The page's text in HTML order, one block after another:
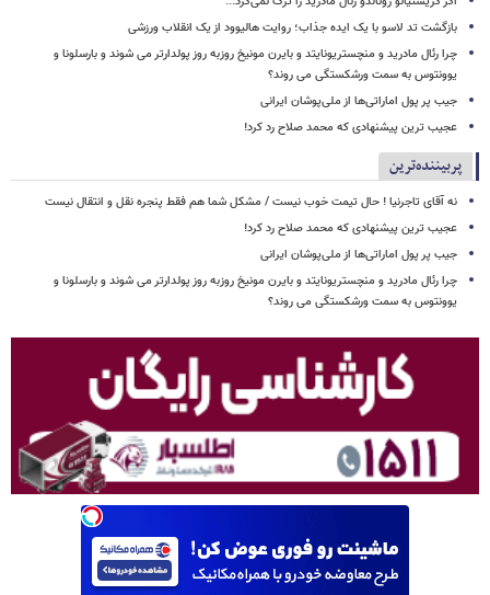
بازگشت تد لاسو با یک ایده جذاب؛ روایت هالیوود از یک انقلاب ورزشی
چرا رئال مادرید و منچستریونایتد و بایرن مونیخ روزبه روز پولدارتر می شوند و بارسلونا و
یوونتوس به سمت ورشکستگی می روند؟
جیب پر پول اماراتی‌ها از ملی‌پوشان ایرانی
عجیب ترین پیشنهادی که محمد صلاح رد کرد!
پربیننده‌ترین
نه آقای تاجرنیا ! حال تیمت خوب نیست / مشکل شما هم فقط پنجره نقل و انتقال نیست
عجیب ترین پیشنهادی که محمد صلاح رد کرد!
جیب پر پول اماراتی‌ها از ملی‌پوشان ایرانی
چرا رئال مادرید و منچستریونایتد و بایرن مونیخ روزبه روز پولدارتر می شوند و بارسلونا و
یوونتوس به سمت ورشکستگی می روند؟